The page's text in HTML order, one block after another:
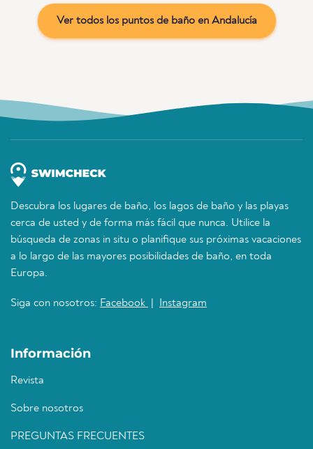
Ver todos los puntos de baño en Andalucía
Descubra los lugares de baño, los lagos de baño y las playas
cerca de usted y de forma más fácil que nunca. Utilice la
búsqueda de zonas in situ o planifique sus próximas vacaciones
a lo largo de las mayores posibilidades de baño, en toda
Europa.
Siga con nosotros: Facebook Instagram
Información
Revista
Sobre nosotros
PREGUNTAS FRECUENTES